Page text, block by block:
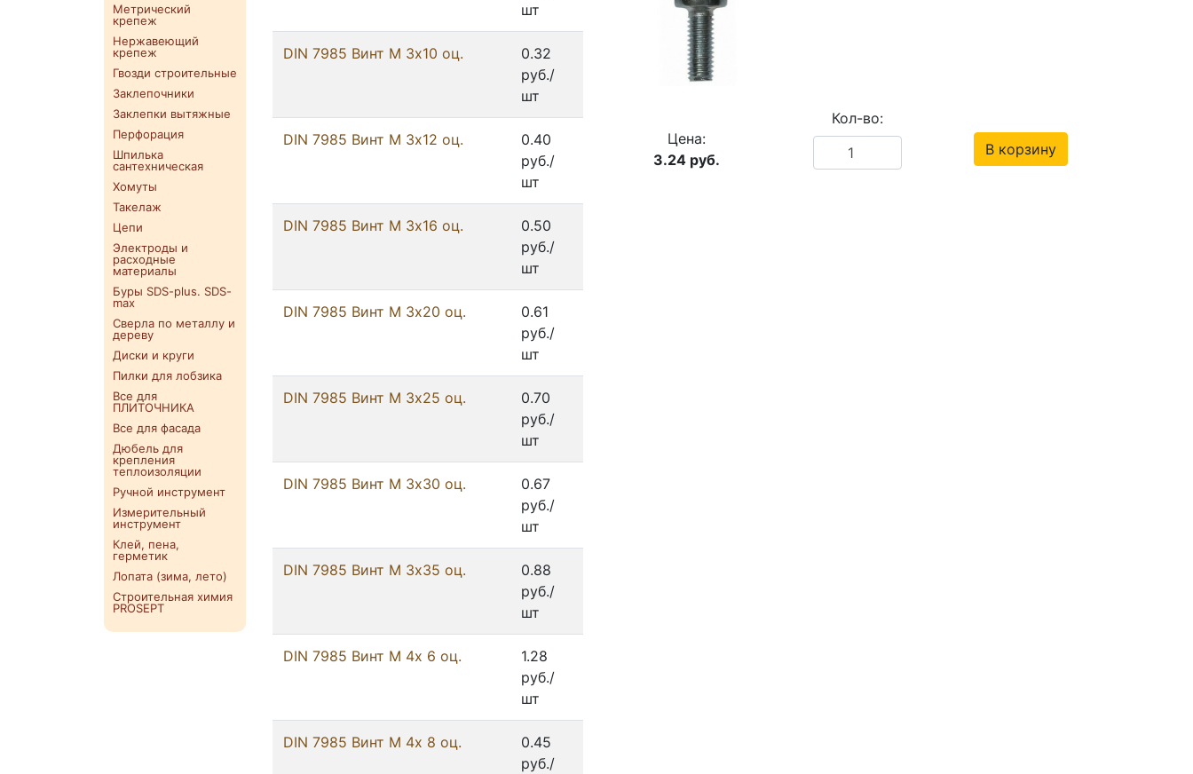
Метрический
крепеж
Нержавеющий
крепеж
Гвозди строительные
Заклепочники
Заклепки вытяжные
Перфорация
Шпилька
сантехническая
Хомуты
Такелаж
Цепи
Электроды и
расходные
материалы
Буры SDS-plus. SDS-
max
Сверла по металлу и
дереву
Диски и круги
Пилки для лобзика
Все для
ПЛИТОЧНИКА
Все для фасада
Дюбель для
крепления
теплоизоляции
Ручной инструмент
Измерительный
инструмент
Клей, пена,
герметик
Лопата (зима, лето)
Строительная химия
PROSEPT
шт
DIN 7985 Винт М 3х10 оц.
0.32
руб./
шт
DIN 7985 Винт М 3х12 оц.
0.40
руб./
шт
DIN 7985 Винт М 3х16 оц.
0.50
руб./
шт
DIN 7985 Винт М 3х20 оц.
0.61
руб./
шт
DIN 7985 Винт М 3х25 оц.
0.70
руб./
шт
DIN 7985 Винт М 3х30 оц.
0.67
руб./
шт
DIN 7985 Винт М 3х35 оц.
0.88
руб./
шт
DIN 7985 Винт М 4х 6 оц.
1.28
руб./
шт
DIN 7985 Винт М 4х 8 оц.
0.45
руб./
Цена:
3.24 руб.
Кол-во:
В корзину